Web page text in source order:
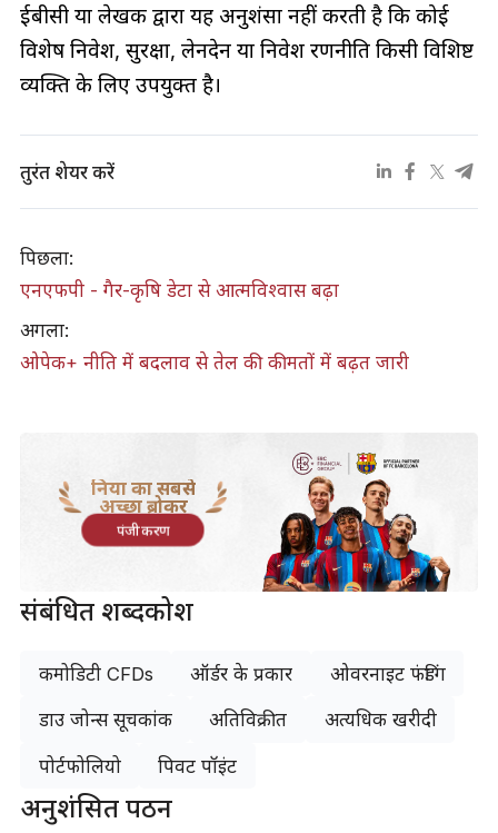
ईबीसी या लेखक द्वारा यह अनुशंसा नहीं करती है कि कोई
विशेष निवेश, सुरक्षा, लेनदेन या निवेश रणनीति किसी विशिष्ट
व्यक्ति के लिए उपयुक्त है।
तुरंत शेयर करें
पिछला:
एनएफपी - गैर-कृषि डेटा से आत्मविश्वास बढ़ा
अगला:
ओपेक+ नीति में बदलाव से तेल की कीमतों में बढ़त जारी
दुनिया का सबसे
अच्छा ब्रोकर
पंजीकरण
संबंधित शब्दकोश
कमोडिटी CFDs ऑर्डर के प्रकार ओवरनाइट फंडिंग
डाउ जोन्स सूचकांक अतिविक्रीत अत्यधिक खरीदी
पोर्टफोलियो पिवट पॉइंट
अनुशंसित पठन